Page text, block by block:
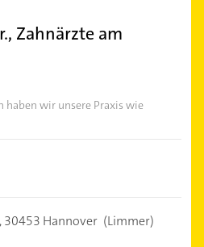
Zahnärzte am
haben wir unsere Praxis wie
30453 Hannover (Limmer)